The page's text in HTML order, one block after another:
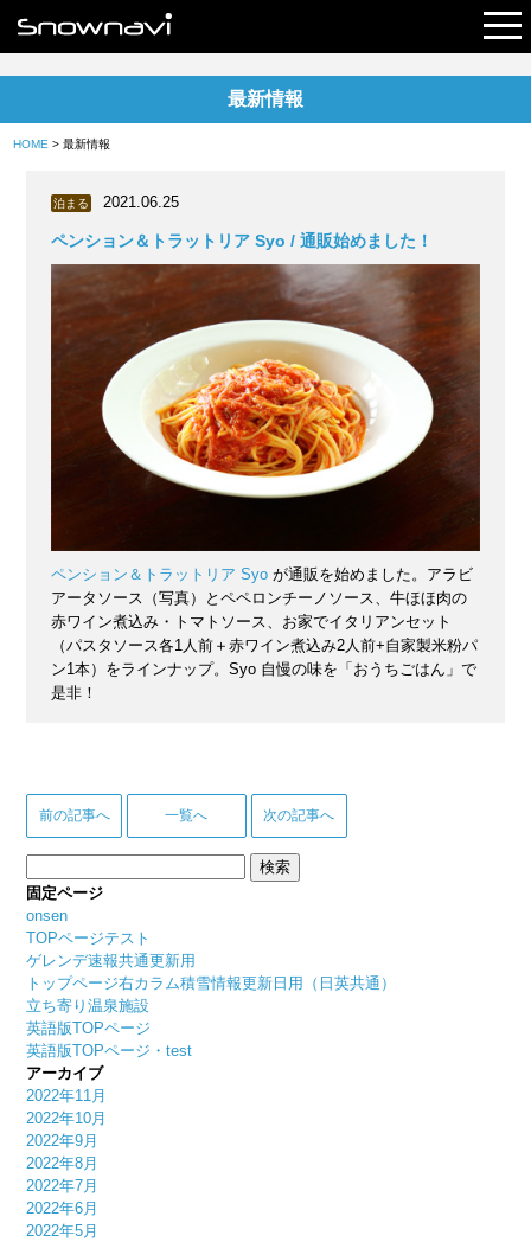
最新情報
HOME > 最新情報
泊まる 2021.06.25
ペンション＆トラットリア Syo / 通販始めました！
ペンション＆トラットリア Syoが通販を始めました。アラビ
アータソース（写真）とペペロンチーノソース、牛ほほ肉の
赤ワイン煮込み・トマトソース、お家でイタリアンセット
（パスタソース各1人前＋赤ワイン煮込み2人前+自家製米粉パ
ン1本）をラインナップ。Syo 自慢の味を「おうちごはん」で
是非！
前の記事へ 一覧へ 次の記事へ
索:
固定ページ
onsen
TOPページテスト
ゲレンデ速報共通更新用
トップページ右カラム積雪情報更新日用（日英共通）
立ち寄り温泉施設
英語版TOPページ
英語版TOPページ・test
アーカイブ
2022年11月
2022年10月
2022年9月
2022年8月
2022年7月
2022年6月
2022年5月